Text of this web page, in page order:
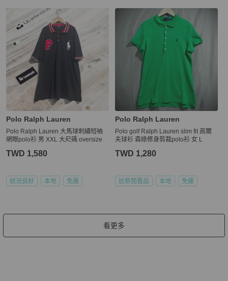
Polo Ralph Lauren
Polo Ralph Lauren 大馬球刺繡短袖
網眼polo衫 男 XXL 大尺碼 oversize
TWD 1,580
狀況良好 本地 免運
Polo Ralph Lauren
Polo golf Ralph Lauren slim fit 高爾
夫球衫 森綠修身剪裁polo衫 女 L
TWD 1,280
近新閒置品 本地 免運
看更多